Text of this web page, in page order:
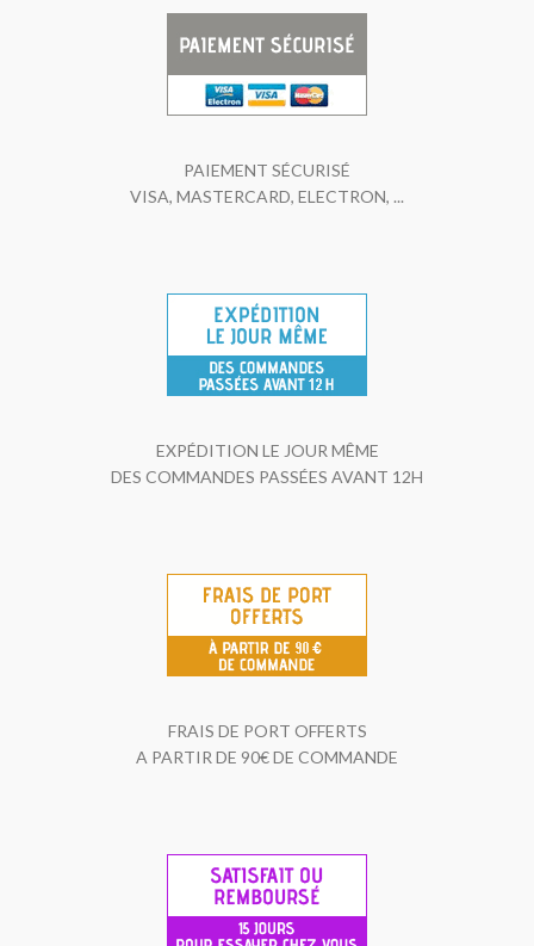
PAIEMENT SÉCURISÉ
VISA, MASTERCARD, ELECTRON, ...
EXPÉDITION LE JOUR MÊME
DES COMMANDES PASSÉES AVANT 12H
FRAIS DE PORT OFFERTS
A PARTIR DE 90€ DE COMMANDE